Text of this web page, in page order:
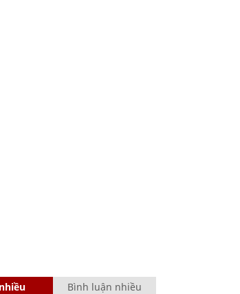
Bình luận nhiều